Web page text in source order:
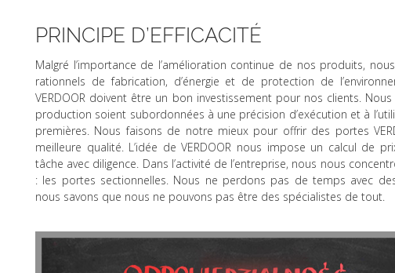
PRINCIPE D’EFFICACITÉ
Malgré l’importance de l’amélioration continue de nos produits,
rationnels de fabrication, d’énergie et de protection de
VERDOOR doivent être un bon investissement pour nos clients.
production soient subordonnées à une précision d’exécution et à
premières. Nous faisons de notre mieux pour offrir des portes
meilleure qualité. L’idée de VERDOOR nous impose un calcul de
tâche avec diligence. Dans l’activité de l’entreprise, nous nous
: les portes sectionnelles. Nous ne perdons pas de temps avec
nous savons que nous ne pouvons pas être des spécialistes de tout.